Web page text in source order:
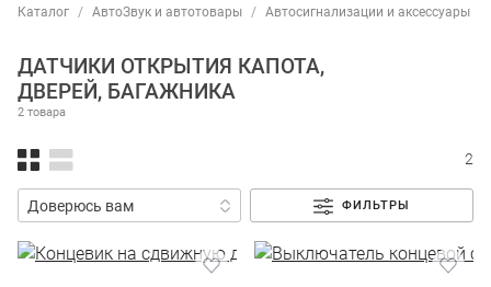
Каталог АвтоЗвук и автотовары Автосигнализации и аксессуары
ДАТЧИКИ ОТКРЫТИЯ КАПОТА,
ДВЕРЕЙ, БАГАЖНИКА
2 товара
2
ФИЛЬТРЫ